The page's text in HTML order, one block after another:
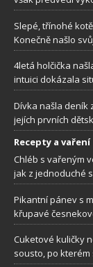
Slepé, třínohé
Konečně našlo
4letá holčička
intuici dokázala
Dívka našla deník
jejích prvních
Recepty a vaření
Chléb s vařeným
jak z jednoduché
Pikantní pánev s
křupavé
Cuketové kuličky
sousto, po